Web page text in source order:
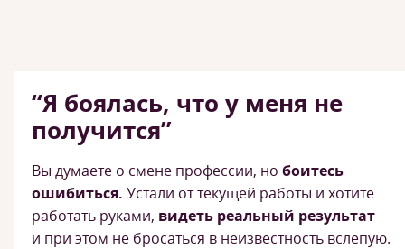
“Я боялась, что у меня не
получится”
Вы думаете о смене профессии, но боитесь
ошибиться. Устали от текущей работы и хотите
работать руками, видеть реальный результат—
и при этом не бросаться в неизвестность вслепую.